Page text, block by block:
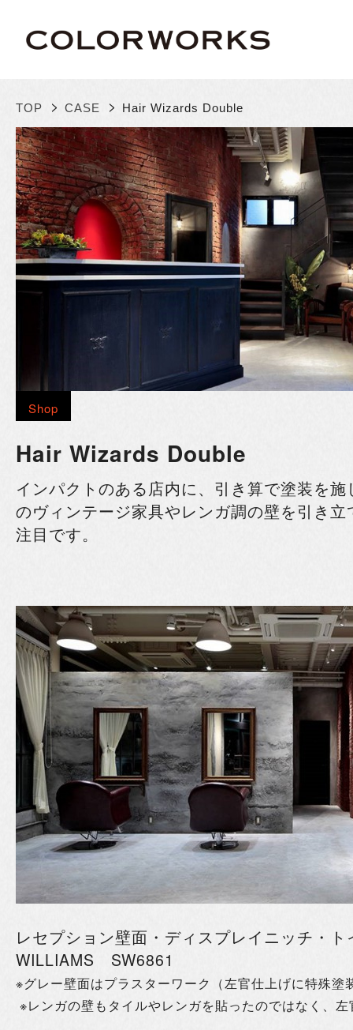
TOP > CASE > Hair Wizards Double
Shop
Hair Wizards Double
インパクトのある店内に、引き算で塗装を
のヴィンテージ家具やレンガ調の壁を引き
注目です。
レセプション壁面・ディスプレイニッチ・
WILLIAMS SW6861
※グレー壁面はプラスターワーク（左官仕上げに特殊塗
※レンガの壁もタイルやレンガを貼ったのではなく、